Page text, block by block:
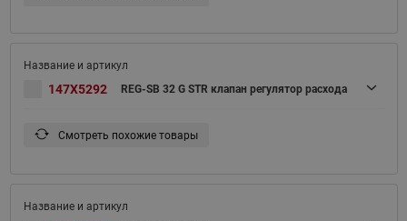
147X5292 REG-SB 32 G STR клапан регулятор расхода
Смотреть похожие товары